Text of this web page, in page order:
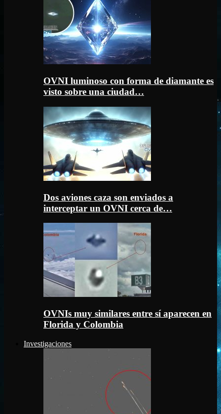
OVNI luminoso con forma de diamante es
visto sobre una ciudad…
Dos aviones caza son enviados a
interceptar un OVNI cerca de…
OVNIs muy similares entre sí aparecen en
Florida y Colombia
Investigaciones